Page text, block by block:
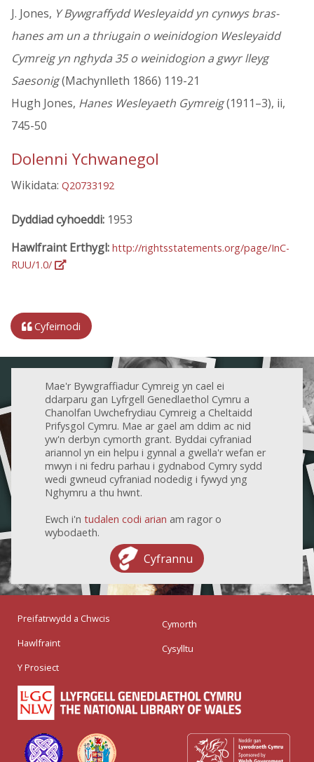
J. Jones, Y Bywgraffydd Wesleyaidd yn cynwys bras-
hanes am un a thriugain o weinidogion Wesleyaidd
Cymreig yn nghyda 35 o weinidogion a gwyr lleyg
Saesonig(Machynlleth 1866) 119-21
Hugh Jones, Hanes Wesleyaeth Gymreig(1911–3), ii,
745-50
Dolenni Ychwanegol
Wikidata: Q20733192
Dyddiad cyhoeddi: 1953
Hawlfraint Erthygl: http://rightsstatements.org/page/InC-
RUU/1.0/
Cyfeirnodi
Mae'r Bywgraffiadur Cymreig yn cael ei
ddarparu gan Lyfrgell Genedlaethol Cymru a
Chanolfan Uwchefrydiau Cymreig a Cheltaidd
Prifysgol Cymru. Mae ar gael am ddim ac nid
yw'n derbyn cymorth grant. Byddai cyfraniad
ariannol yn ein helpu i gynnal a gwella'r wefan er
mwyn i ni fedru parhau i gydnabod Cymry sydd
wedi gwneud cyfraniad nodedig i fywyd yng
Nghymru a thu hwnt.
Ewch i'n tudalen codi arian am ragor o
wybodaeth.
Cyfrannu
Preifatrwydd a Chwcis
Hawlfraint
Y Prosiect
Cymorth
Cysylltu